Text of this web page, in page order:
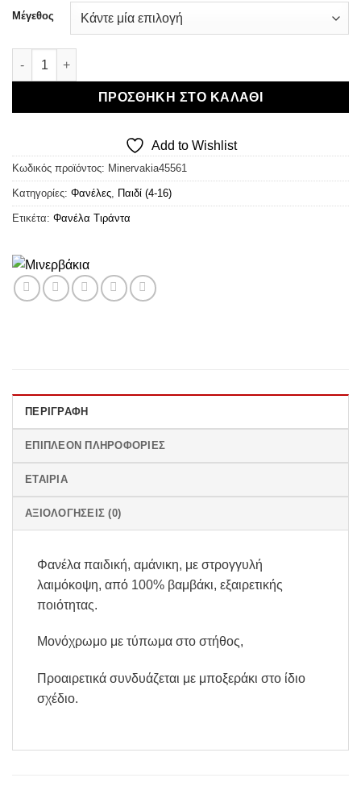
€8,20
through
Μέγεθος
Μινέρβα Φανέλα Τιράντα Dino ποσότητα
ΠΡΟΣΘΉΚΗ ΣΤΟ ΚΑΛΆΘΙ
Add to Wishlist
Κωδικός προϊόντος: Minervakia45561
Κατηγορίες: Φανέλες, Παιδί (4-16)
Ετικέτα: Φανέλα Τιράντα
ΠΕΡΙΓΡΑΦΉ
ΕΠΙΠΛΈΟΝ ΠΛΗΡΟΦΟΡΊΕΣ
ΕΤΑΙΡΊΑ
ΑΞΙΟΛΟΓΉΣΕΙΣ (0)
Φανέλα παιδική, αμάνικη, με στρογγυλή
λαιμόκοψη, από 100% βαμβάκι, εξαιρετικής
ποιότητας.
Μονόχρωμο με τύπωμα στο στήθος,
Προαιρετικά συνδυάζεται με μποξεράκι στο ίδιο
σχέδιο.